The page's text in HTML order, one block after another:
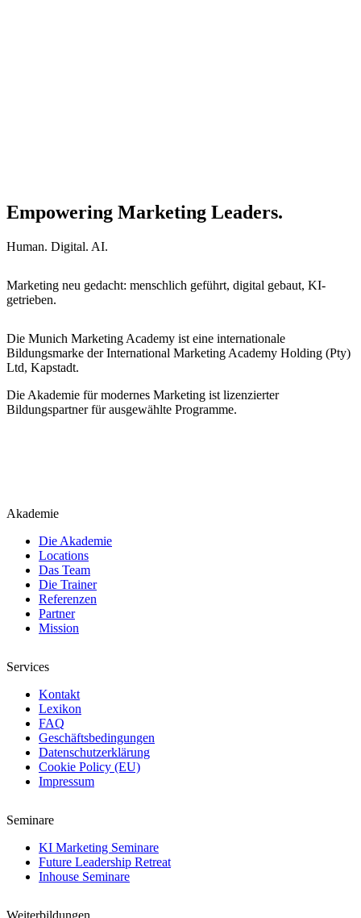
Empowering Marketing Leaders.
Human. Digital. AI.
Marketing neu gedacht: menschlich geführt, digital gebaut, KI-
getrieben.
Die Munich Marketing Academy ist eine internationale
Bildungsmarke der International Marketing Academy Holding (Pty)
Ltd, Kapstadt.
Die Akademie für modernes Marketing ist lizenzierter
Bildungspartner für ausgewählte Programme.
Akademie
Die Akademie
Locations
Das Team
Die Trainer
Referenzen
Partner
Mission
Services
Kontakt
Lexikon
FAQ
Geschäftsbedingungen
Datenschutzerklärung
Cookie Policy (EU)
Impressum
Seminare
KI Marketing Seminare
Future Leadership Retreat
Inhouse Seminare